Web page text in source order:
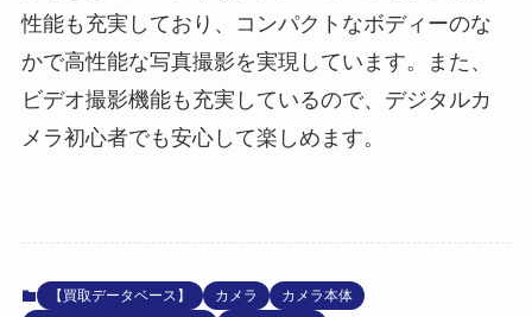
性能も充実しており、コンパクトなボディーのな
かで高性能な写真撮影を実現しています。また、
ビデオ撮影機能も充実しているので、デジタルカ
メラ初心者でも安心して楽しめます。
【買取データベース】 カメラ
カメラ本体